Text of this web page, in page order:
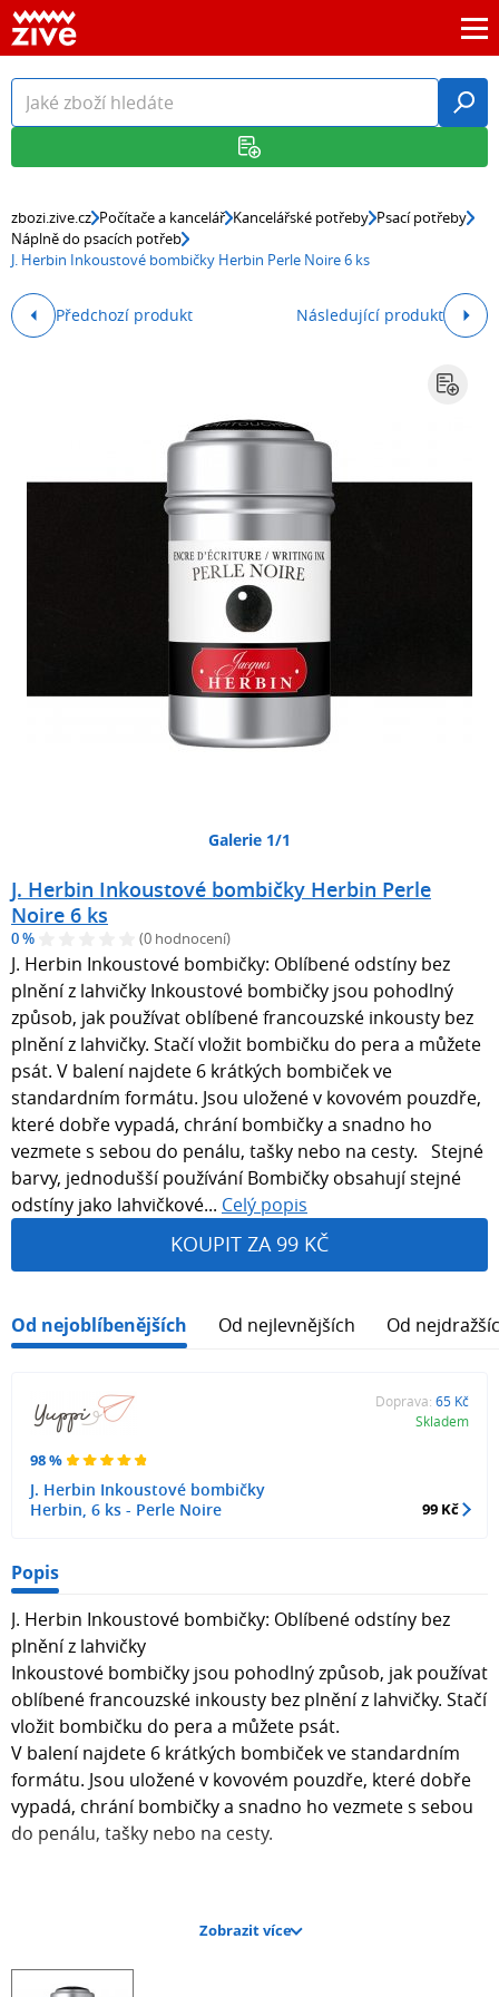
zbozi.zive.cz Počítače a kancelář Kancelářské potřeby Psací potřeby
Náplně do psacích potřeb
J. Herbin Inkoustové bombičky Herbin Perle Noire 6 ks
Předchozí produkt Následující produkt
Galerie 1/1
J. Herbin Inkoustové bombičky Herbin Perle
Noire 6 ks
0 % (0 hodnocení)
J. Herbin Inkoustové bombičky: Oblíbené odstíny bez
plnění z lahvičky Inkoustové bombičky jsou pohodlný
způsob, jak používat oblíbené francouzské inkousty bez
plnění z lahvičky. Stačí vložit bombičku do pera a můžete
psát. V balení najdete 6 krátkých bombiček ve
standardním formátu. Jsou uložené v kovovém pouzdře,
které dobře vypadá, chrání bombičky a snadno ho
vezmete s sebou do penálu, tašky nebo na cesty. Stejné
barvy, jednodušší používání Bombičky obsahují stejné
odstíny jako lahvičkové... Celý popis
KOUPIT ZA 99 KČ
Od nejoblíbenějších Od nejlevnějších Od
98 %
J. Herbin Inkoustové bombičky
Herbin, 6 ks - Perle Noire
Doprava: 65 Kč
Skladem
99 Kč
Popis
J. Herbin Inkoustové bombičky: Oblíbené odstíny bez
plnění z lahvičky
Inkoustové bombičky jsou pohodlný způsob, jak používat
oblíbené francouzské inkousty bez plnění z lahvičky. Stačí
vložit bombičku do pera a můžete psát.
V balení najdete 6 krátkých bombiček ve standardním
formátu. Jsou uložené v kovovém pouzdře, které dobře
vypadá, chrání bombičky a snadno ho vezmete s sebou
do penálu, tašky nebo na cesty.
Stejné barvy, jednodušší používání
Bombičky obsahují stejné odstíny jako lahvičkové
Zobrazit více